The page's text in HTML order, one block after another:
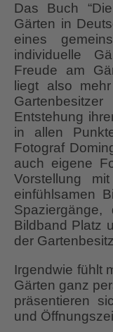
Das Buch
Gärten in
eines
individuelle
Freude am
liegt also
Entstehung
in allen
Fotograf
auch eigene
Vorstellung
einfühlsamen
Bildband Platz
der
Irgendwie fühlt
Gärten ganz
präsentieren
und